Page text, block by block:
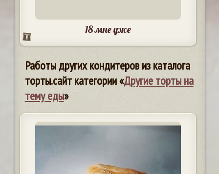
18 мне уже
Работы других кондитеров из каталога
торты.сайт категории «Другие торты на
тему еды»